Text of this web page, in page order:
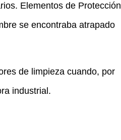
Elementos de Protección
se encontraba atrapado
de limpieza cuando, por
industrial.